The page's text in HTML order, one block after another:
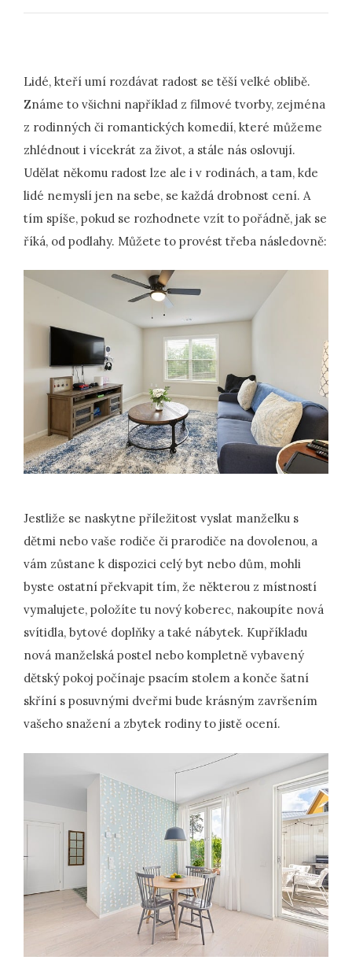
Lidé, kteří umí rozdávat radost se těší velké oblibě.
Známe to všichni například z filmové tvorby, zejména
z rodinných či romantických komedií, které můžeme
zhlédnout i vícekrát za život, a stále nás oslovují.
Udělat někomu radost lze ale i v rodinách, a tam, kde
lidé nemyslí jen na sebe, se každá drobnost cení. A
tím spíše, pokud se rozhodnete vzít to pořádně, jak se
říká, od podlahy. Můžete to provést třeba následovně:
Jestliže se naskytne příležitost vyslat manželku s
dětmi nebo vaše rodiče či prarodiče na dovolenou, a
vám zůstane k dispozici celý byt nebo dům, mohli
byste ostatní překvapit tím, že některou z místností
vymalujete, položíte tu nový koberec, nakoupíte nová
svítidla, bytové doplňky a také nábytek. Kupříkladu
nová manželská postel nebo kompletně vybavený
dětský pokoj počínaje psacím stolem a konče šatní
skříní s posuvnými dveřmi bude krásným završením
vašeho snažení a zbytek rodiny to jistě ocení.